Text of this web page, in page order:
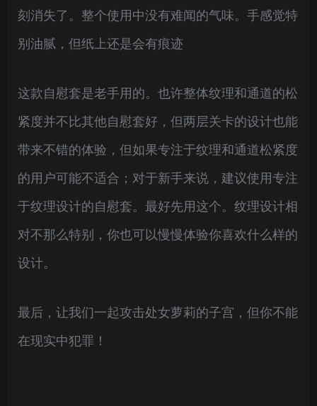
刻消失了。整个使用中没有难闻的气味。手感觉特
别油腻，但纸上还是会有痕迹
这款自慰套是老手用的。也许整体纹理和通道的松
紧度并不比其他自慰套好，但两层关卡的设计也能
带来不错的体验，但如果专注于纹理和通道松紧度
的用户可能不适合；对于新手来说，建议使用专注
于纹理设计的自慰套。最好先用这个。纹理设计相
对不那么特别，你也可以慢慢体验你喜欢什么样的
设计。
最后，让我们一起攻击处女萝莉的子宫，但你不能
在现实中犯罪！